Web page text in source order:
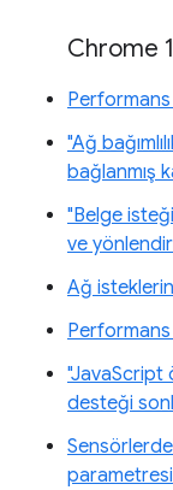
Chrome
"Ağ
bağlanmış
"Belge
ve
Ağ
Performans
"JavaScript
desteği
parametresi